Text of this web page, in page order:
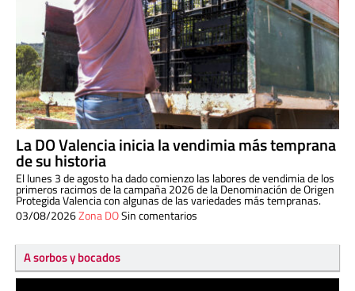
La DO Valencia inicia la vendimia más temprana
de su historia
El lunes 3 de agosto ha dado comienzo las labores de vendimia de los
primeros racimos de la campaña 2026 de la Denominación de Origen
Protegida Valencia con algunas de las variedades más tempranas.
03/08/2026Zona DOSin comentarios
A sorbos y bocados